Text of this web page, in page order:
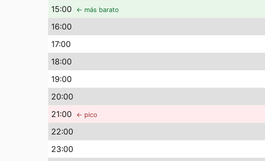
15:00 ← más barato
16:00
17:00
18:00
19:00
20:00
21:00 ← pico
22:00
23:00